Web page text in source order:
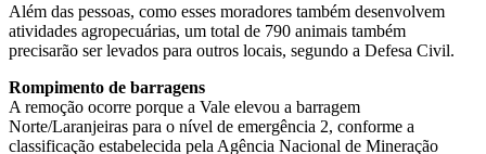
Além das pessoas, como esses moradores também desenvolvem
atividades agropecuárias, um total de 790 animais também
precisarão ser levados para outros locais, segundo a Defesa Civil.
Rompimento de barragens
A remoção ocorre porque a Vale elevou a barragem
Norte/Laranjeiras para o nível de emergência 2, conforme a
classificação estabelecida pela Agência Nacional de Mineração